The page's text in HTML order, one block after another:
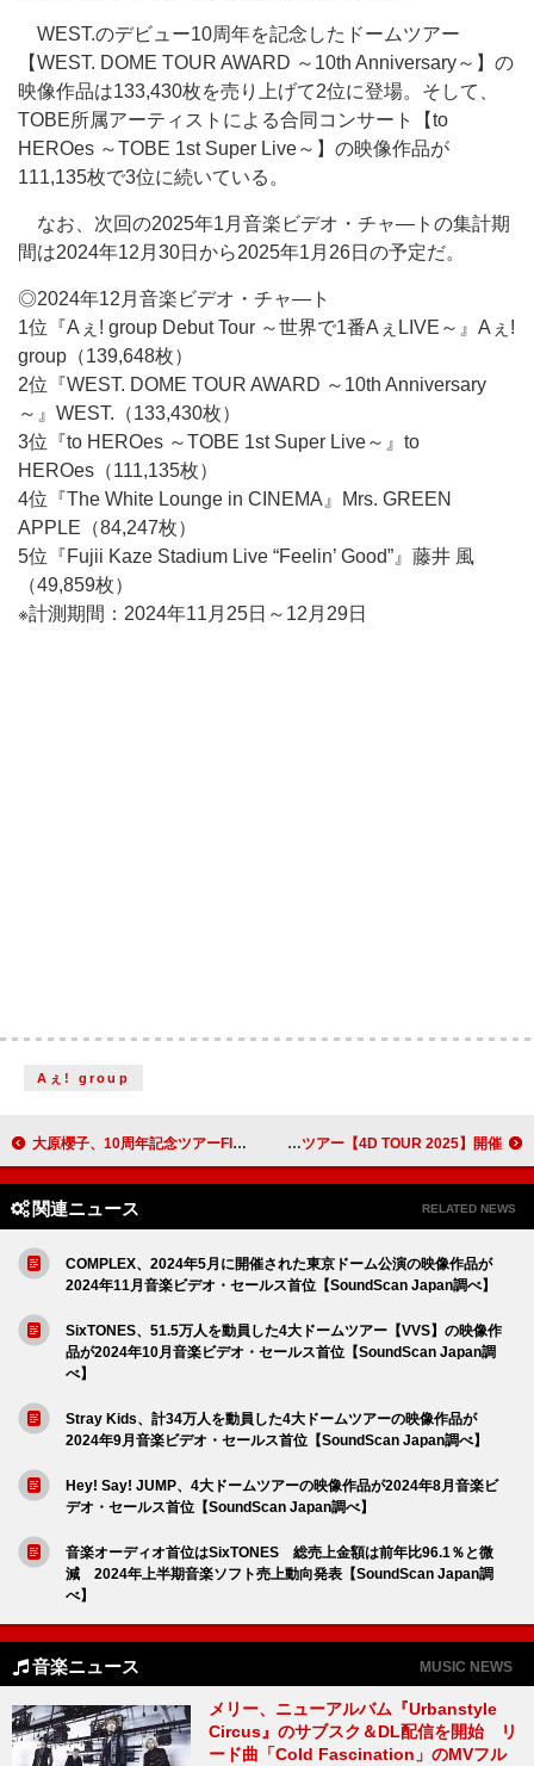
WEST.のデビュー10周年を記念したドームツアー
【WEST. DOME TOUR AWARD ～10th Anniversary～】の
映像作品は133,430枚を売り上げて2位に登場。そして、
TOBE所属アーティストによる合同コンサート【to
HEROes ～TOBE 1st Super Live～】の映像作品が
111,135枚で3位に続いている。
なお、次回の2025年1月音楽ビデオ・チャ―トの集計期
間は2024年12月30日から2025年1月26日の予定だ。
◎2024年12月音楽ビデオ・チャ―ト
1位『Aぇ! group Debut Tour ～世界で1番AぇLIVE～』Aぇ!
group（139,648枚）
2位『WEST. DOME TOUR AWARD ～10th Anniversary
～』WEST.（133,430枚）
3位『to HEROes ～TOBE 1st Super Live～』to
HEROes（111,135枚）
4位『The White Lounge in CINEMA』Mrs. GREEN
APPLE（84,247枚）
5位『Fujii Kaze Stadium Live “Feelin’ Good”』藤井 風
（49,859枚）
※計測期間：2024年11月25日～12月29日
Aぇ! group
大原櫻子、10周年記念ツアーFINAL完全収録のBD/DVD＆初ライブCD同時リリース決定 Earthists.・HIKAGE・Prompts・SABLE HILLS 次世代ラウドを象徴する4組による東名阪ツアー【4D TOUR 2025】開催
関連ニュース RELATED NEWS
COMPLEX、2024年5月に開催された東京ドーム公演の映像作品が
2024年11月音楽ビデオ・セールス首位【SoundScan Japan調べ】
SixTONES、51.5万人を動員した4大ドームツアー【VVS】の映像作
品が2024年10月音楽ビデオ・セールス首位【SoundScan Japan調
べ】
Stray Kids、計34万人を動員した4大ドームツアーの映像作品が
2024年9月音楽ビデオ・セールス首位【SoundScan Japan調べ】
Hey! Say! JUMP、4大ドームツアーの映像作品が2024年8月音楽ビ
デオ・セールス首位【SoundScan Japan調べ】
音楽オーディオ首位はSixTONES 総売上金額は前年比96.1％と微
減 2024年上半期音楽ソフト売上動向発表【SoundScan Japan調
べ】
音楽ニュース MUSIC NEWS
メリー、ニューアルバム『Urbanstyle
Circus』のサブスク＆DL配信を開始 リ
ード曲「Cold Fascination」のMVフル